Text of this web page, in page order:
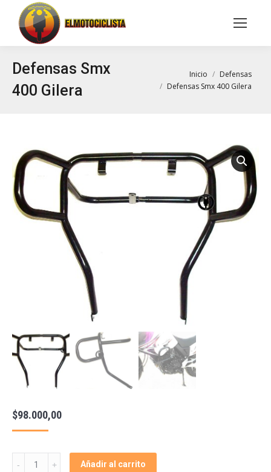
Buscar:
Defensas Smx
400 Gilera
Inicio
Defensas
Defensas Smx 400 Gilera
$98.000,00
Defensas
Añadir al carrito